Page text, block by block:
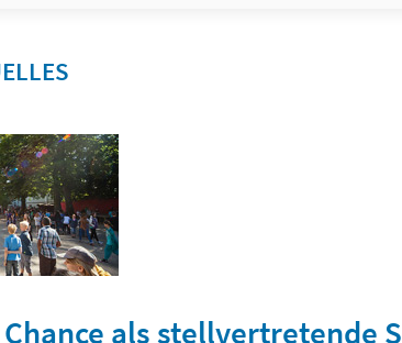
als stellvertretende